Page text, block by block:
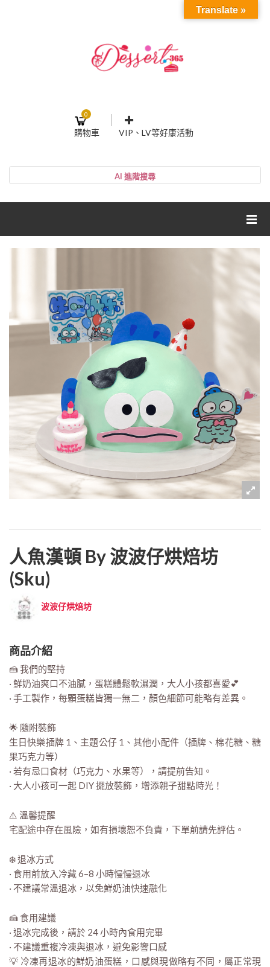
0
購物車 VIP、LV等好康活動
帳號
記住我
忘記密碼
網紅媽咪蛋糕心得分享
加入甜點廚師接單平台
人魚漢頓 By 波波仔烘焙坊
(sku)
波波仔烘焙坊
商品介紹
🍰 我們的堅持
· 鮮奶油爽口不油膩，蛋糕體鬆軟濕潤，大人小孩都喜愛💕
· 手工製作，每顆蛋糕皆獨一無二，顏色細節可能略有差異。
🌟 隨附裝飾
生日快樂插牌 1、主題公仔 1、其他小配件（插牌、棉花糖、糖
果巧克力等）
· 若有忌口食材（巧克力、水果等），請提前告知。
· 大人小孩可一起 DIY 擺放裝飾，增添親子甜點時光！
⚠️ 溫馨提醒
宅配途中存在風險，如有損壞恕不負責，下單前請先評估。
❄️ 退冰方式
· 食用前放入冷藏 6–8 小時慢慢退冰
· 不建議常溫退冰，以免鮮奶油快速融化
🍰 食用建議
· 退冰完成後，請於 24 小時內食用完畢
· 不建議重複冷凍與退冰，避免影響口感
💡 冷凍再退冰的鮮奶油蛋糕，口感與現做略有不同，屬正常現
Translate »